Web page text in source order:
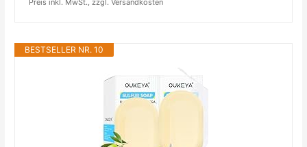
BESTSELLER NR. 10